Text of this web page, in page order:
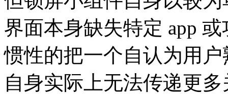
界面本身缺失特定 app
惯性的把一个自认为用
自身实际上无法传递更